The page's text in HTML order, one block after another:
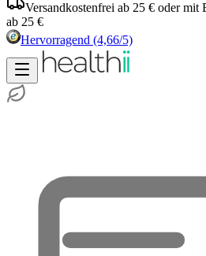
Versandkostenfrei ab 25 € oder mit
ab 25 €
Hervorragend (4,66/5)